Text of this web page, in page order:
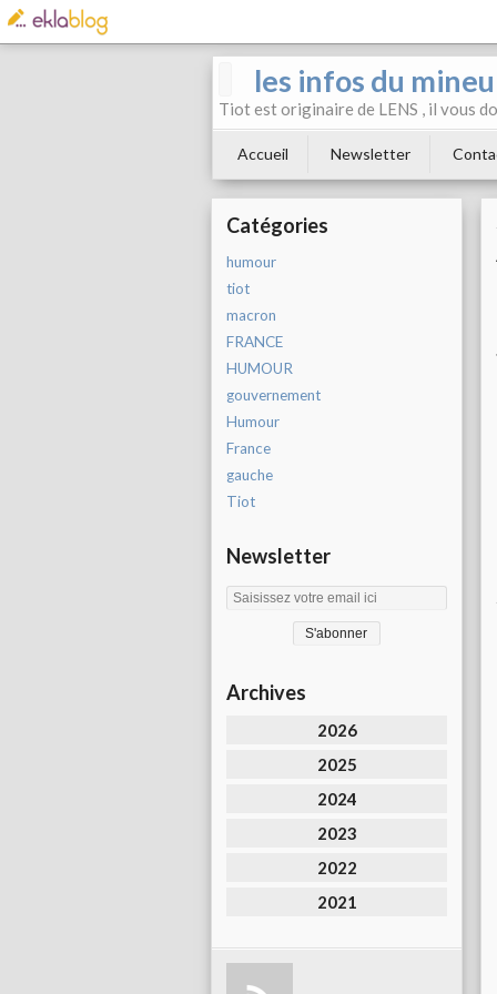
les infos du
Tiot est originaire de LENS , il vous
Accueil Newsletter
Catégories
humour
tiot
macron
FRANCE
HUMOUR
gouvernement
Humour
France
gauche
Tiot
Newsletter
Archives
2026
2025
2024
2023
2022
2021